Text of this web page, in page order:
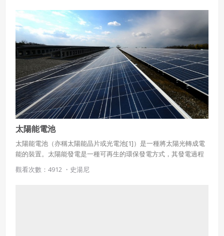
太陽能電池
太陽能電池（亦稱太陽能晶片或光電池[1]）是一種將太陽光轉成電
能的裝置。太陽能發電是一種可再生的環保發電方式，其發電過程
中不會產生二氧化碳等溫室氣體，因此不會對環境造成污染。
觀看次數：4912 ・ 史湯尼